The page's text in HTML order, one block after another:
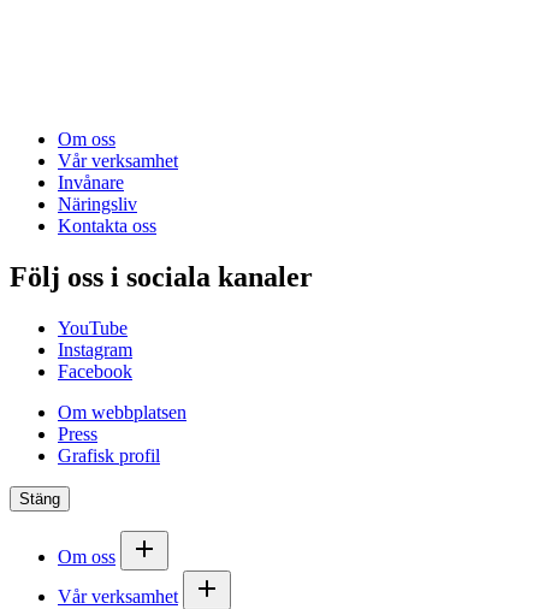
Om oss
Vår verksamhet
Invånare
Näringsliv
Kontakta oss
Följ oss i sociala kanaler
YouTube
Instagram
Facebook
Om webbplatsen
Press
Grafisk profil
Stäng
Om oss
Vår verksamhet